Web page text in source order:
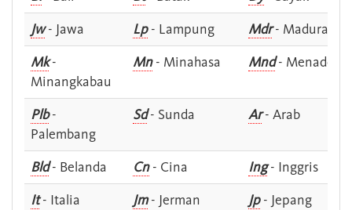
Jw- Jawa Lp- Lampung Mdr- Madura
Mk-
Minangkabau
Mn- Minahasa Mnd- Menado
Plb-
Palembang
Sd- Sunda Ar- Arab
Bld- Belanda Cn- Cina Ing- Inggris
It- Italia Jm- Jerman Jp- Jepang